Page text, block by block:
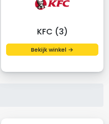
KFC (3)
Bekijk winkel →